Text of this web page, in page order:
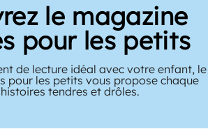
le magazine
pour les petits
de lecture idéal avec votre enfant, le
pour les petits vous propose chaque
tendres et drôles.